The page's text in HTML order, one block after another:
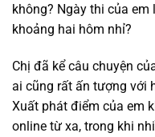
không? Ngày thi của
khoảng hai hôm nhỉ?
Chị đã kể câu chuyện
ai cũng rất ấn tượng với
Xuất phát điểm của em
online từ xa, trong khi